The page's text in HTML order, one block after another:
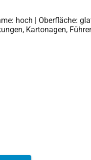
hoch | Oberfläche:
Kartonagen,